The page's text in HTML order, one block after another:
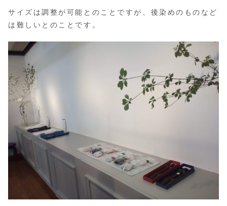
サイズは調整が可能とのことですが、後染めのものなど
は難しいとのことです。